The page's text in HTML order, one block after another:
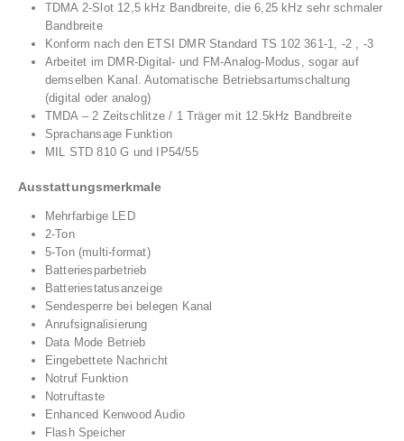
TDMA 2-Slot 12,5 kHz Bandbreite, die 6,25 kHz sehr schmaler
Bandbreite
Konform nach den ETSI DMR Standard TS 102 361-1, -2 , -3
Arbeitet im DMR-Digital- und FM-Analog-Modus, sogar auf
demselben Kanal. Automatische Betriebsartumschaltung
(digital oder analog)
TMDA – 2 Zeitschlitze / 1 Träger mit 12.5kHz Bandbreite
Sprachansage Funktion
MIL STD 810 G und IP54/55
Ausstattungsmerkmale
Mehrfarbige LED
2-Ton
5-Ton (multi-format)
Batteriesparbetrieb
Batteriestatusanzeige
Sendesperre bei belegen Kanal
Anrufsignalisierung
Data Mode Betrieb
Eingebettete Nachricht
Notruf Funktion
Notruftaste
Enhanced Kenwood Audio
Flash Speicher